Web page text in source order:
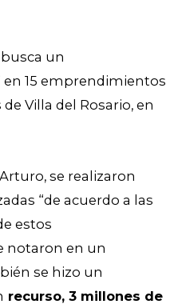
un
15 emprendimientos
Villa del Rosario, en
se realizaron
“de acuerdo a las
estos
notaron en un
se hizo un
recurso, 3 millones de